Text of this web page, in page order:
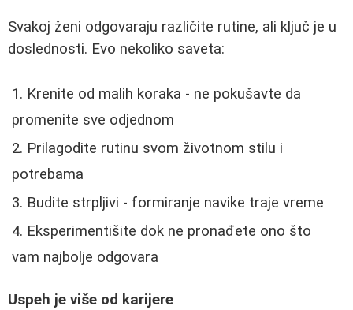
Svakoj ženi odgovaraju različite rutine, ali ključ je u
doslednosti. Evo nekoliko saveta:
Krenite od malih koraka - ne pokušavte da
promenite sve odjednom
Prilagodite rutinu svom životnom stilu i
potrebama
Budite strpljivi - formiranje navike traje vreme
Eksperimentišite dok ne pronađete ono što
vam najbolje odgovara
Uspeh je više od karijere